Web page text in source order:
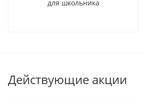
для школьника
Действующие акции